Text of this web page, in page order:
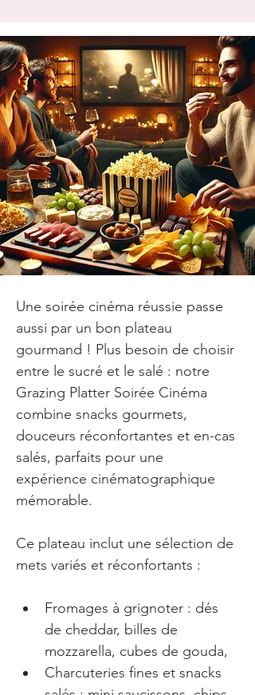
Une soirée cinéma réussie passe
aussi par un bon plateau
gourmand ! Plus besoin de choisir
entre le sucré et le salé : notre
Grazing Platter Soirée Cinéma
combine snacks gourmets,
douceurs réconfortantes et en-cas
salés, parfaits pour une
expérience cinématographique
mémorable.
Ce plateau inclut une sélection de
mets variés et réconfortants :
Fromages à grignoter : dés
de cheddar, billes de
mozzarella, cubes de gouda,
Charcuteries fines et snacks